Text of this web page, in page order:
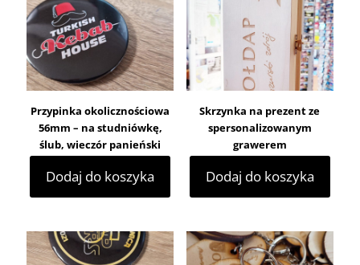
Przypinka okolicznościowa
56mm – na studniówkę,
ślub, wieczór panieński
Dodaj do koszyka
Skrzynka na prezent ze
spersonalizowanym
grawerem
Dodaj do koszyka